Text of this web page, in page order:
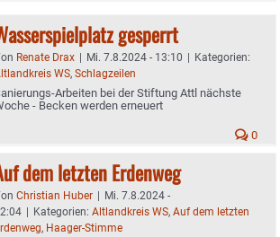
gesperrt
Renate Drax | Mi. 7.8.2024 - 13:10 | Kategorien:
WS, Schlagzeilen
Arbeiten bei der Stiftung Attl nächste
- Becken werden erneuert
0
dem letzten Erdenweg
Christian Huber | Mi. 7.8.2024 -
| Kategorien: Altlandkreis WS, Auf dem letzten
, Haager-Stimme